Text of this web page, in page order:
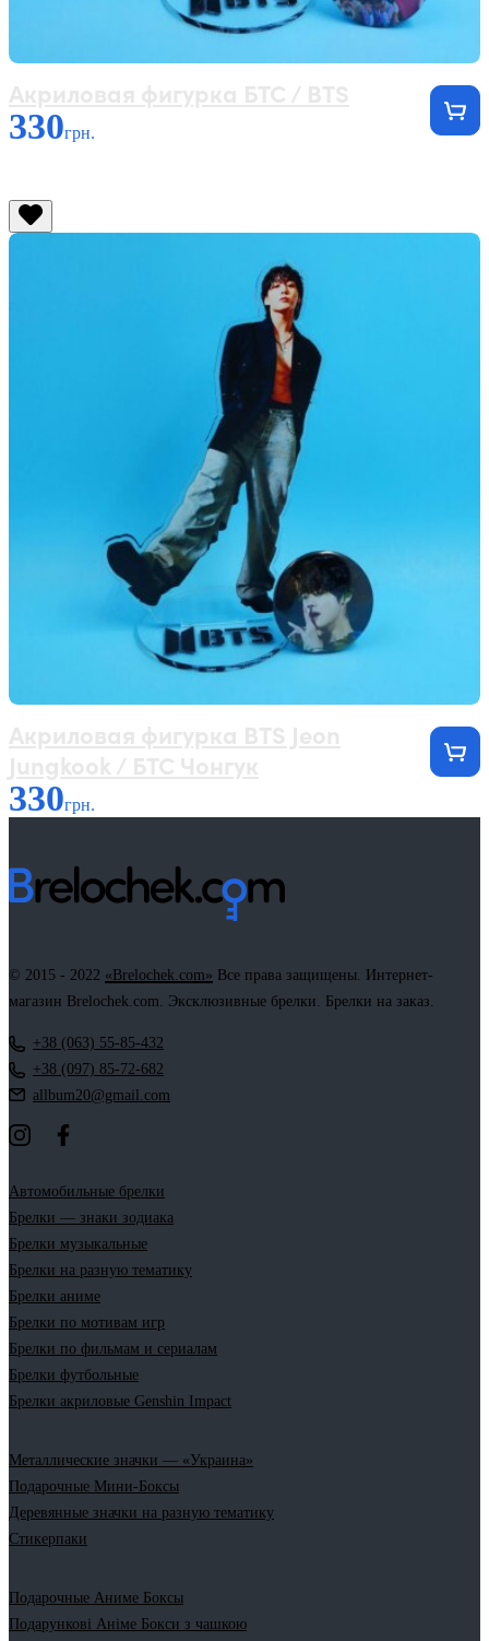
330грн.
330грн.
© 2015 - 2022 «Brelochek.com» Все права защищены. Интернет-
магазин Brelochek.com. Эксклюзивные брелки. Брелки на заказ.
+38 (063) 55-85-432
+38 (097) 85-72-682
allbum20@gmail.com
Автомобильные брелки
Брелки — знаки зодиака
Брелки музыкальные
Брелки на разную тематику
Брелки аниме
Брелки по мотивам игр
Брелки по фильмам и сериалам
Брелки футбольные
Брелки акриловые Genshin Impact
Металлические значки — «Украина»
Подарочные Мини-Боксы
Деревянные значки на разную тематику
Стикерпаки
Подарочные Аниме Боксы
Подарункові Аніме Бокси з чашкою